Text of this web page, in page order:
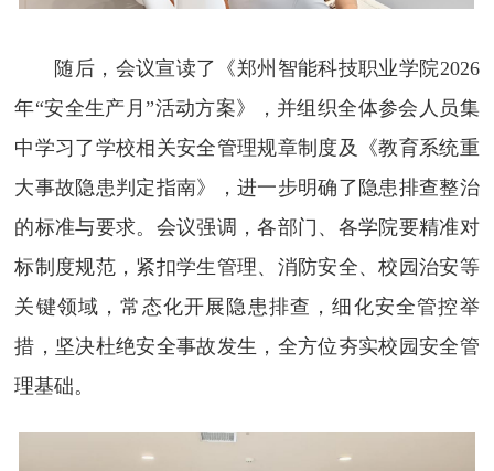
随后，会议宣读了《郑州智能科技职业学院2026
年“安全生产月”活动方案》，并组织全体参会人员集
中学习了学校相关安全管理规章制度及《教育系统重
大事故隐患判定指南》，进一步明确了隐患排查整治
的标准与要求。会议强调，各部门、各学院要精准对
标制度规范，紧扣学生管理、消防安全、校园治安等
关键领域，常态化开展隐患排查，细化安全管控举
措，坚决杜绝安全事故发生，全方位夯实校园安全管
理基础。